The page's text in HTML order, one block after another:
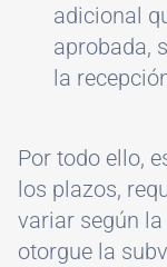
adicional
aprobada,
la
Por todo ello,
los plazos,
variar según
otorgue la